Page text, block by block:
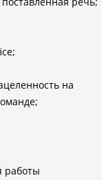
на
работы